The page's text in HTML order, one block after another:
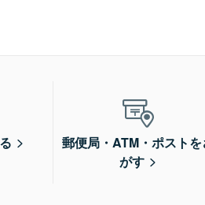
郵便局・ATM・ポストを
がす